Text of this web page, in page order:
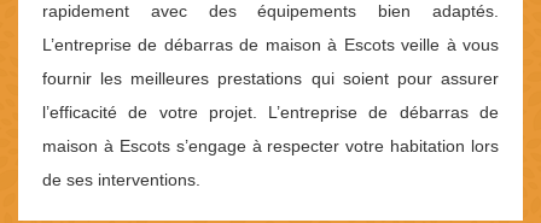
rapidement avec des équipements bien adaptés.
L’entreprise de débarras de maison à Escots veille à vous
fournir les meilleures prestations qui soient pour assurer
l’efficacité de votre projet. L’entreprise de débarras de
maison à Escots s’engage à respecter votre habitation lors
de ses interventions.